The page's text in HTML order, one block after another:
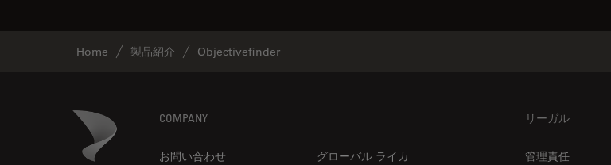
Home 製品紹介 Objectivefinder
Danaher Logo COMPANY
お問い合わせ
グローバル ライカ
リーガル
管理責任